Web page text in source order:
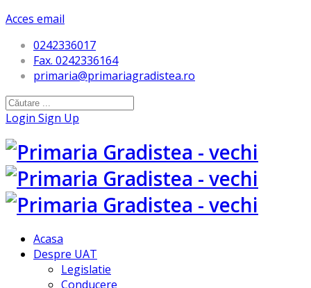
Acces email
0242336017
Fax. 0242336164
primaria@primariagradistea.ro
Login Sign Up
Acasa
Despre UAT
Legislatie
Conducere